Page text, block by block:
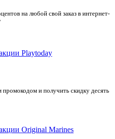
на любой свой заказ в интернет-
промокодом и получить скидку десять